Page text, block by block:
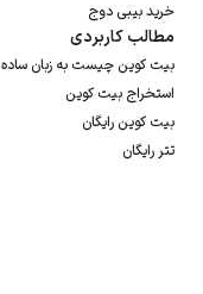
خرید بیبی دوج
مطالب کاربردی
بیت کوین چیست به زبان ساده
استخراج بیت کوین
بیت کوین رایگان
تتر رایگان